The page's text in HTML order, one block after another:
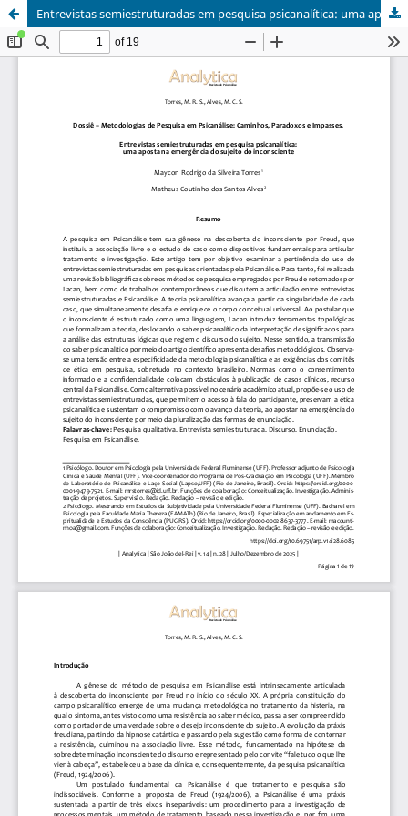
Entrevistas semiestruturadas em pesquisa psicanalítica: uma aposta na emergência do sujeito do inconsciente